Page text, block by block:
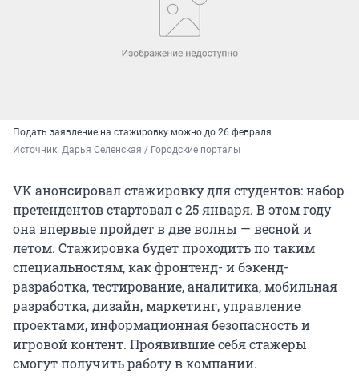
Подать заявление на стажировку можно до 26 февраля
Источник: Дарья Селенская / Городские порталы
VK анонсировал стажировку для студентов: набор
претендентов стартовал с 25 января. В этом году
она впервые пройдет в две волны — весной и
летом. Стажировка будет проходить по таким
специальностям, как фронтенд- и бэкенд-
разработка, тестирование, аналитика, мобильная
разработка, дизайн, маркетинг, управление
проектами, информационная безопасность и
игровой контент. Проявившие себя стажеры
смогут получить работу в компании.